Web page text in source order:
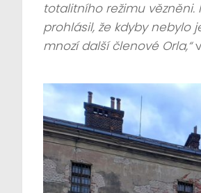
totalitního režimu vězněni.
prohlásil, že kdyby nebylo
mnozí další členové Orla,“